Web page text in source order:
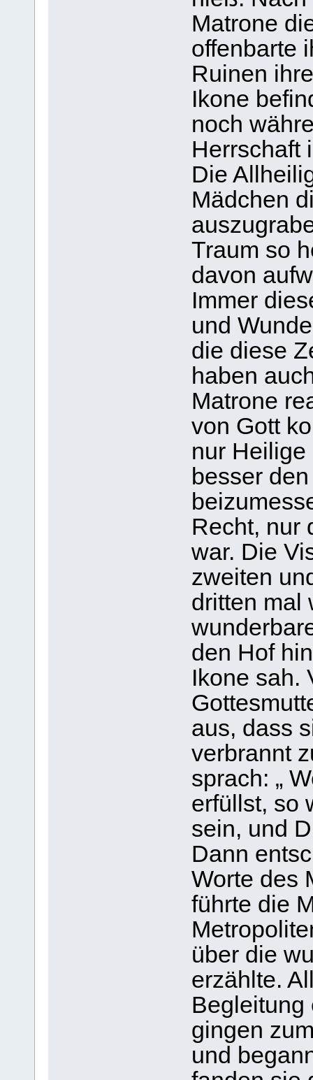
Matrone
offenbarte
Ruinen
Ikone
noch
Herrschaft
Die
Mädchen
Traum so
davon
Immer
und
die diese
haben
Matrone
von Gott
nur
besser
Recht, nur
war. Die
zweiten
dritten mal
den Hof
Ikone sah.
aus, dass
verbrannt
sprach: „
erfüllst, so
sein, und
Dann
Worte des
führte die
über die
erzählte.
Begleitung
gingen
und